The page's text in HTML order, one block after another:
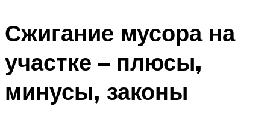
Сжигание мусора на
участке – плюсы,
минусы, законы